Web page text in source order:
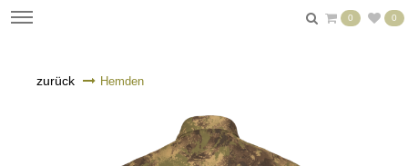
0 0
zurück Hemden